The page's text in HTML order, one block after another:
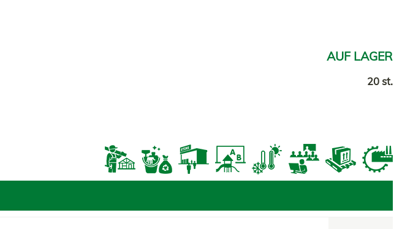
AUF LAGER
20 st.